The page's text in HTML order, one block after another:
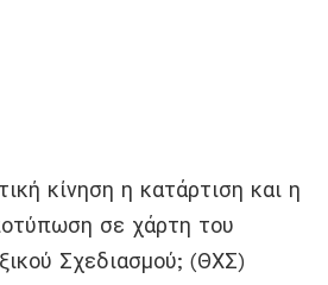
κίνηση η κατάρτιση και η
σε χάρτη του
Σχεδιασμού; (ΘΧΣ)